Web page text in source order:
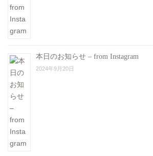
本日のお知らせ – from Instagram
2024年9月20日